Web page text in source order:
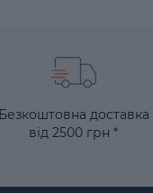
Безкоштовна доставка
від 2500 грн *